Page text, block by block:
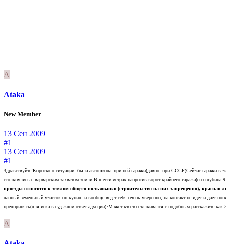
A
Ataka
New Member
13 Сен 2009
#1
13 Сен 2009
#1
Здравствуйте!Коротко о ситуации: была автошкола, при ней гаражи(давно, при СССР)Сейчас гаражи в
столкнулись с варварским захватом земли.В шести метрах напротив ворот крайнего гаража(его
проезды относятся к землям общего пользования (строительство на них запрещенно),
данный земельный участок он купил, и вообще ведет себя очень уверенно, на контакт не идёт и даёт
предпринять(для иска в суд ждем ответ адм-ции)?Может кто-то сталкивался с подобным-расскажите как
A